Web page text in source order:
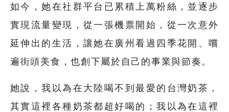
如今，她在社群平台已累積上萬粉絲，並逐步
實現流量變現，從一張機票開始，從一次意外
延伸出的生活，讓她在廣州看過四季花開、嚐
遍街頭美食，也創下屬於自己的事業與節奏。
她說，我以為在大陸喝不到最愛的台灣奶茶，
其實這裡各種奶茶都超好喝的；我以為在這裡